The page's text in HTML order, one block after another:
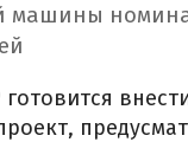
машины